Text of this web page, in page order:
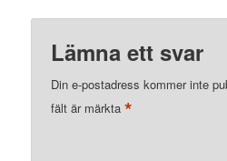
Lämna ett svar
Din e-postadress kommer inte
fält är märkta*